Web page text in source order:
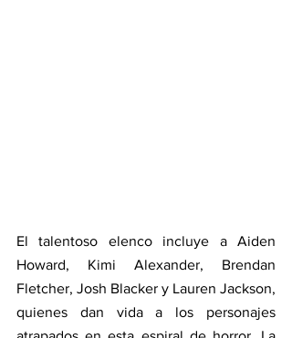
El talentoso elenco incluye a Aiden
Howard, Kimi Alexander, Brendan
Fletcher, Josh Blacker y Lauren Jackson,
quienes dan vida a los personajes